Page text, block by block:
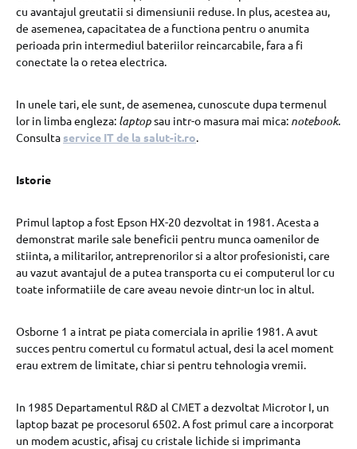
cu avantajul greutatii si dimensiunii reduse. In plus, acestea au,
de asemenea, capacitatea de a functiona pentru o anumita
perioada prin intermediul bateriilor reincarcabile, fara a fi
conectate la o retea electrica.
In unele tari, ele sunt, de asemenea, cunoscute dupa termenul
lor in limba engleza: laptopsau intr-o masura mai mica: notebook.
Consulta service IT de la salut-it.ro.
Istorie
Primul laptop a fost Epson HX-20 dezvoltat in 1981. Acesta a
demonstrat marile sale beneficii pentru munca oamenilor de
stiinta, a militarilor, antreprenorilor si a altor profesionisti, care
au vazut avantajul de a putea transporta cu ei computerul lor cu
toate informatiile de care aveau nevoie dintr-un loc in altul.
Osborne 1 a intrat pe piata comerciala in aprilie 1981. A avut
succes pentru comertul cu formatul actual, desi la acel moment
erau extrem de limitate, chiar si pentru tehnologia vremii.
In 1985 Departamentul R&D al CMET a dezvoltat Microtor I, un
laptop bazat pe procesorul 6502. A fost primul care a incorporat
un modem acustic, afisaj cu cristale lichide si imprimanta